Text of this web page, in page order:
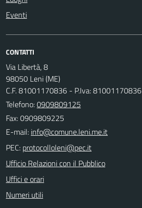
Eventi
CONTATTI
Via Libertà, 8
98050 Leni (ME)
C.F. 81001170836 - P.Iva: 81001170836
Telefono:0909809125
Fax: 0909809225
E-mail:
PEC:
Ufficio Relazioni con il Pubblico
Uffici e orari
Numeri utili